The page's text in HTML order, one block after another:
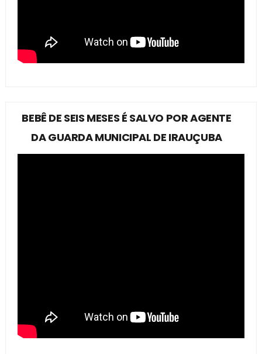
BEBÊ DE SEIS MESES É SALVO POR AGENTE
DA GUARDA MUNICIPAL DE IRAUÇUBA